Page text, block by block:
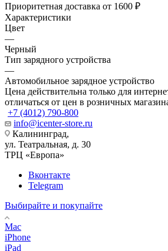
Приоритетная доставка от 1600 ₽
Характеристики
Цвет
—
Черный
Тип зарядного устройства
—
Автомобильное зарядное устройство
Цена действительна только для
отличаться от цен в розничных
+7 (4012) 790-800
info@icenter-store.ru
Калининград,
ул. Театральная, д. 30
ТРЦ «Европа»
Вконтакте
Telegram
Выбирайте и покупайте
Mac
iPhone
iPad